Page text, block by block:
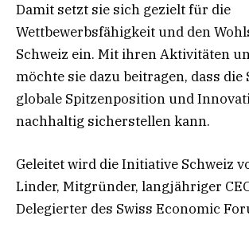
Damit setzt sie sich gezielt für die
Wettbewerbsfähigkeit und den
Schweiz ein. Mit ihren Aktivitäten
möchte sie dazu beitragen, dass die
globale Spitzenposition und
nachhaltig sicherstellen kann.
Geleitet wird die Initiative Schweiz
Linder, Mitgründer, langjähriger
Delegierter des Swiss Economic